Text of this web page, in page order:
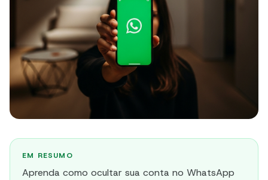
EM RESUMO
Aprenda como ocultar sua conta no WhatsApp